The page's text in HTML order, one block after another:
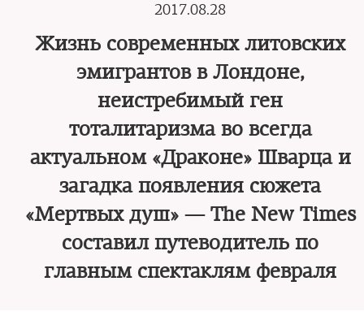
2017.08.28
Жизнь современных литовских
эмигрантов в Лондоне,
неистребимый ген
тоталитаризма во всегда
актуальном «Драконе» Шварца и
загадка появления сюжета
«Мертвых душ» — The New Times
составил путеводитель по
главным спектаклям февраля